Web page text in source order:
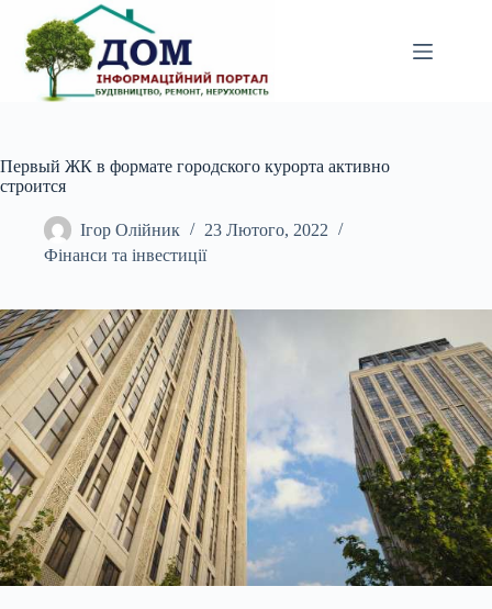
вмісту
Первый ЖК в формате городского курорта активно
строится
Ігор Олійник
23 Лютого, 2022
Фінанси та інвестиції